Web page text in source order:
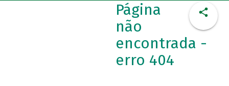
Página
não
encontrada -
erro 404